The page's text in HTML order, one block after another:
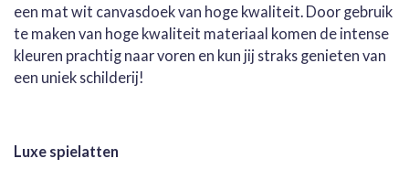
een mat wit canvasdoek van hoge kwaliteit. Door gebruik
te maken van hoge kwaliteit materiaal komen de intense
kleuren prachtig naar voren en kun jij straks genieten van
een uniek schilderij!
Luxe spielatten